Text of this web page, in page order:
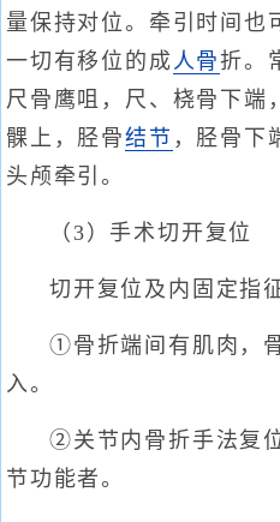
量保持对位。牵引时间也
一切有移位的成人骨折。
尺骨鹰咀，尺、桡骨下端
髁上，胫骨结节 ，胫骨下
头颅牵引。
（3）手术切开复位
切开复位及内固定指
①骨折端间有肌肉，
入。
②关节内骨折手法复
节功能者。